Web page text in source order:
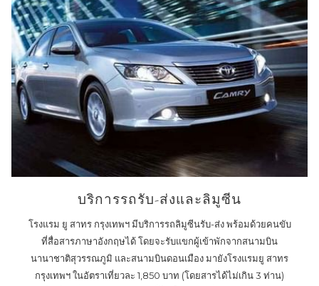
บริการรถรับ-ส่งและลิมูซีน
โรงแรม ยู สาทร กรุงเทพฯ มีบริการรถลิมูซีนรับ-ส่ง พร้อมด้วยคนขับ
ที่สื่อสารภาษาอังกฤษได้ โดยจะรับแขกผู้เข้าพักจากสนามบิน
นานาชาติสุวรรณภูมิ และสนามบินดอนเมือง มายังโรงแรมยู สาทร
กรุงเทพฯ ในอัตราเที่ยวละ 1,850 บาท (โดยสารได้ไม่เกิน 3 ท่าน)